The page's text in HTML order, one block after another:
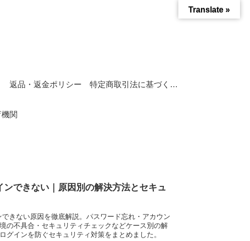
返品・返金ポリシー 特定商取引法に基づく表記
関
できない｜原因別の解決方法とセキュ
きない原因を徹底解説。パスワード忘れ・アカウン
の不具合・セキュリティチェックなどケース別の解
グインを防ぐセキュリティ対策をまとめました。
Translate »